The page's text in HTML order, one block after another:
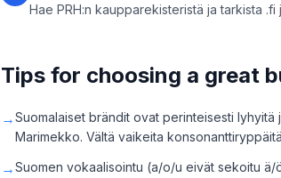
Hae PRH:n kaupparekisteristä ja tarkista
Tips for choosing a great
→Suomalaiset brändit ovat perinteisesti
Marimekko. Vältä vaikeita
→Suomen vokaalisointu (a/o/u eivät sekoitu